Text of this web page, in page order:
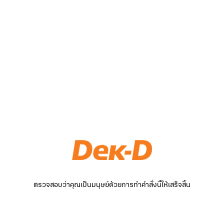
ตรวจสอบว่าคุณเป็นมนุษย์ด้วยการทำคำสั่งนี้ให้เสร็จสิ้น